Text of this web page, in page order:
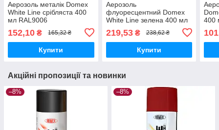
Аерозоль металік Domex
White Line срібляста 400
мл RAL9006
152,10 ₴ 165,32 ₴
Купити
Аерозоль
флуоресцентний Domex
White Line зелена 400 мл
219,53₴ 238,62 ₴
Купити
400
Акційні пропозиції та новинки
–8% –8%